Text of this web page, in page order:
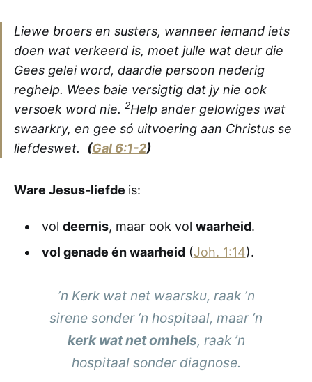
Liewe broers en susters, wanneer iemand iets
doen wat verkeerd is, moet julle wat deur die
Gees gelei word, daardie persoon nederig
reghelp. Wees baie versigtig dat jy nie ook
versoek word nie. 2Help ander gelowiges wat
swaarkry, en gee só uitvoering aan Christus se
liefdeswet. (Gal 6:1-2)
Ware Jesus-liefde is:
vol deernis, maar ook vol waarheid.
vol genade én waarheid(Joh. 1:14).
’n Kerk wat net waarsku, raak ’n
sirene sonder ’n hospitaal, maar ’n
kerk wat net omhels, raak ’n
hospitaal sonder diagnose.